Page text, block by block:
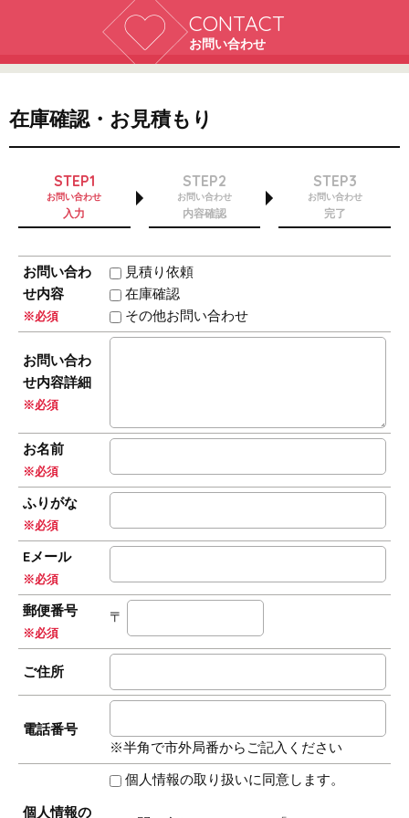
CONTACT
お問い合わせ
在庫確認・お見積もり
STEP1
お問い合わせ
入力
STEP2
お問い合わせ
内容確認
STEP3
お問い合わせ
完了
お問い合わ
せ内容
※必須
見積り依頼
在庫確認
その他お問い合わせ
お問い合わ
せ内容詳細
※必須
お名前
※必須
ふりがな
※必須
Eメール
※必須
郵便番号
※必須
〒
ご住所
電話番号
※半角で市外局番からご記入ください
個人情報の
個人情報の取り扱いに同意します。